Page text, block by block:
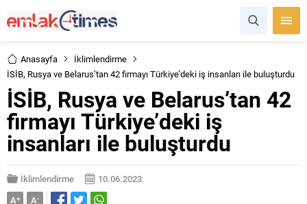
Anasayfa
İklimlendirme
İSİB, Rusya ve Belarus’tan 42 firmayı Türkiye’deki iş insanları ile buluşturdu
İSİB, Rusya ve Belarus’tan 42
firmayı Türkiye’deki iş
insanları ile buluşturdu
İklimlendirme
10.06.2023
A+ A-